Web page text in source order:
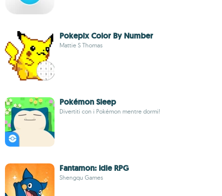
Pokepix Color By Number
Mattie S Thomas
Pokémon Sleep
Divertiti con i Pokémon mentre dormi!
Fantamon: Idle RPG
Shengqu Games